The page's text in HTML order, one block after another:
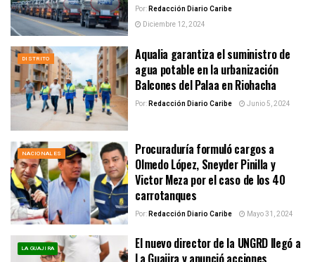
Por:Redacción Diario Caribe
Diciembre 12, 2024
DISTRITO
Aqualia garantiza el suministro de
agua potable en la urbanización
Balcones del Palaa en Riohacha
Por:Redacción Diario Caribe Junio 5, 2024
NACIONALES
Procuraduría formuló cargos a
Olmedo López, Sneyder Pinilla y
Victor Meza por el caso de los 40
carrotanques
Por:Redacción Diario Caribe Mayo 31, 2024
LA GUAJIRA
El nuevo director de la UNGRD llegó a
La Guajira y anunció acciones